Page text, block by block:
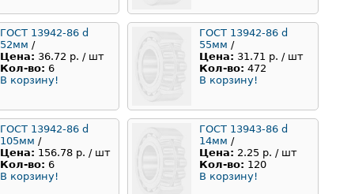
ГОСТ 13942-86 d
52мм /
Цена: 36.72 р. / шт
Кол-во: 6
В корзину!
ГОСТ 13942-86 d
55мм /
Цена: 31.71 р. / шт
Кол-во: 472
В корзину!
ГОСТ 13942-86 d
105мм /
Цена: 156.78 р. / шт
Кол-во: 6
В корзину!
ГОСТ 13943-86 d
14мм /
Цена: 2.25 р. / шт
Кол-во: 120
В корзину!